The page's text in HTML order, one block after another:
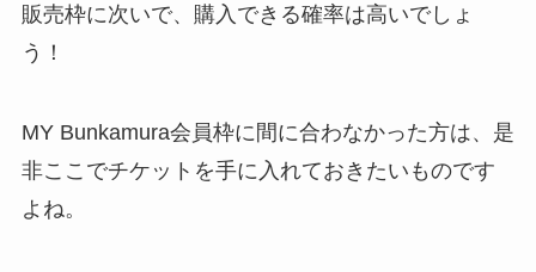
販売枠に次いで、購入できる確率は高いでしょ
う！
MY Bunkamura会員枠に間に合わなかった方は、是
非ここでチケットを手に入れておきたいものです
よね。